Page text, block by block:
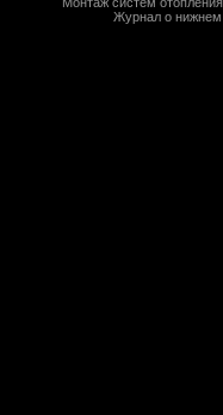
Журнал о нижнем